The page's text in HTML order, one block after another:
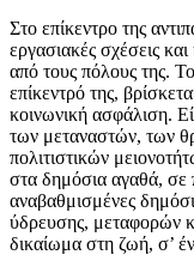
Στο επίκεντρο της
εργασιακές σχέσεις
από τους πόλους της.
επίκεντρό της,
κοινωνική ασφάλιση.
των μεταναστών, των
πολιτιστικών
στα δημόσια αγαθά, σε
αναβαθμισμένες
ύδρευσης, μεταφορών
δικαίωμα στη ζωή, σ’